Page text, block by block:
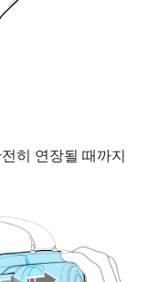
히 연장될 때까지